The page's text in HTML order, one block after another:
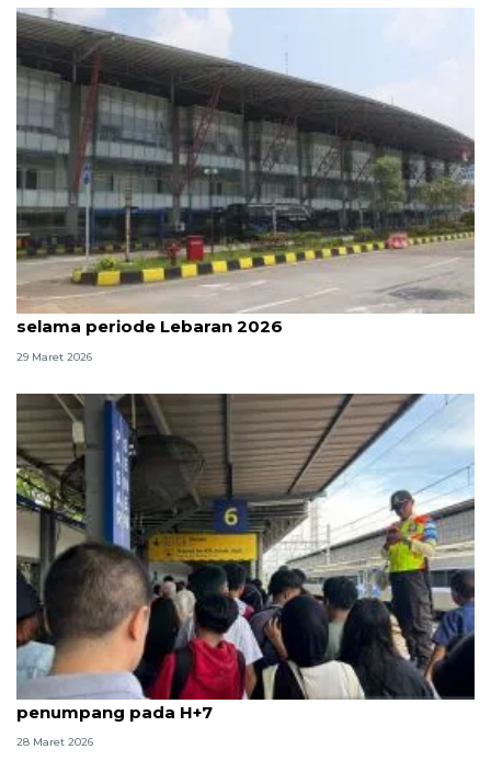
Pulo Gebang layani ratusan ribu penumpang
selama periode Lebaran 2026
29 Maret 2026
Stasiun Pasar Senen masih dipadati puluhan ribu
penumpang pada H+7
28 Maret 2026